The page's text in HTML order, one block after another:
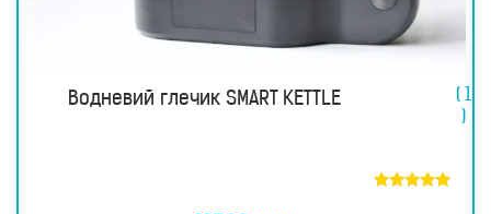
Водневий глечик SMART KETTLE
( 1
)